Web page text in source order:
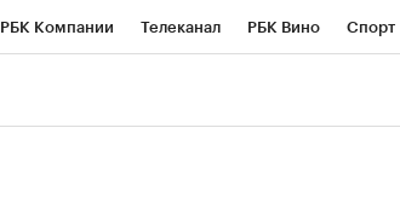
РБК Компании Телеканал РБК Вино Спорт